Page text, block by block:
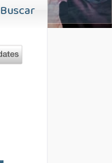
Buscar